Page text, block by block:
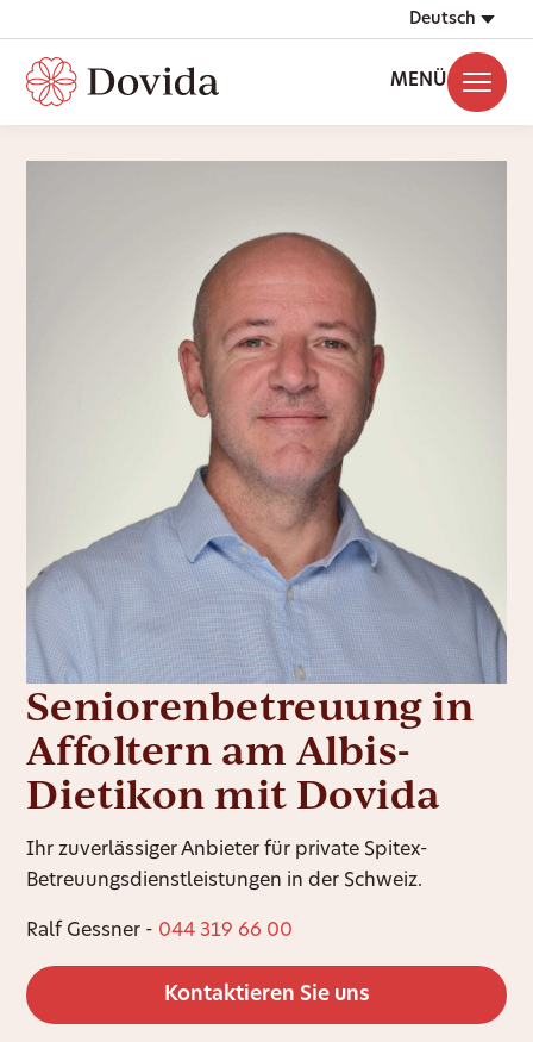
Deutsch
MENÜ
Seniorenbetreuung in
Affoltern am Albis-
Dietikon mit Dovida
Ihr zuverlässiger Anbieter für private Spitex-
Betreuungsdienstleistungen in der Schweiz.
Ralf Gessner - 044 319 66 00
Kontaktieren Sie uns